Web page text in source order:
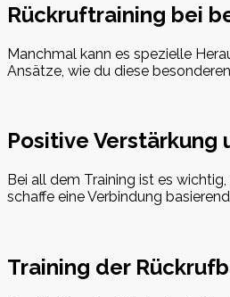
Rückruftraining bei
Manchmal kann es spezielle
Ansätze, wie du diese
Positive Verstärkung
Bei all dem Training ist es
schaffe eine Verbindung
Training der